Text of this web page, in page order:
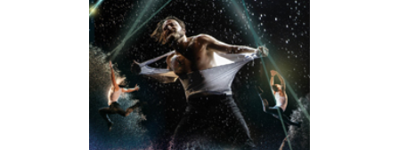
О Доме учёных
Виртуальный тур
Контакты